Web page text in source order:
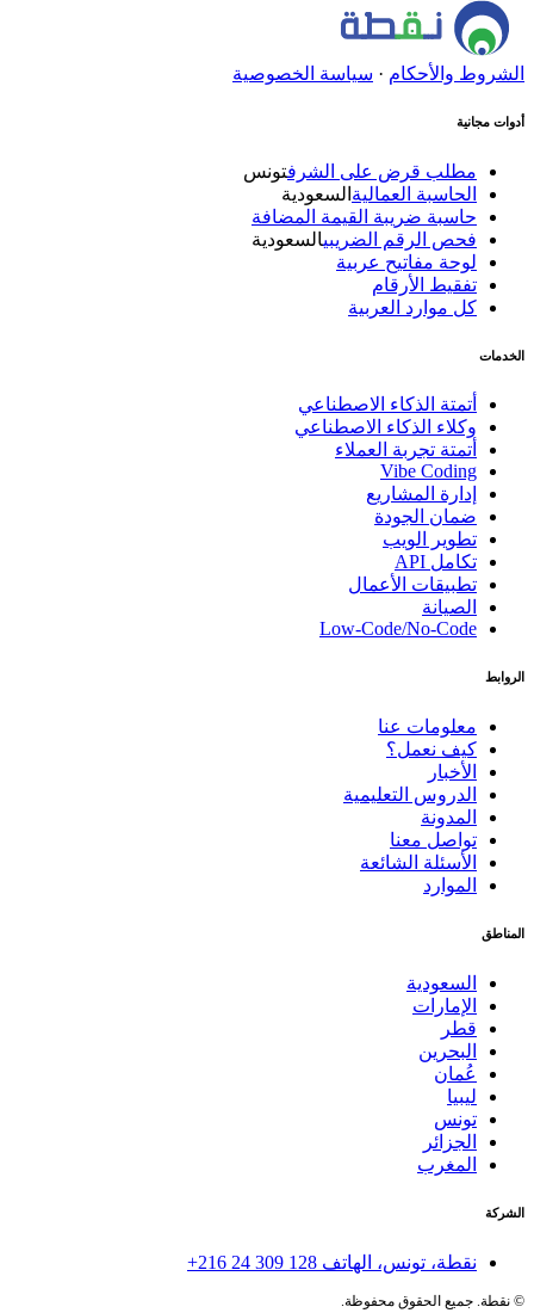
الشروط والأحكام· سياسة الخصوصية
أدوات مجانية
مطلب قرض على الشرف تونس
الحاسبة العماليةالسعودية
حاسبة ضريبة القيمة المضافة
فحص الرقم الضريبيالسعودية
لوحة مفاتيح عربية
تفقيط الأرقام
كل موارد العربية
الخدمات
أتمتة الذكاء الاصطناعي
وكلاء الذكاء الاصطناعي
أتمتة تجربة العملاء
Vibe Coding
إدارة المشاريع
ضمان الجودة
تطوير الويب
تكامل API
تطبيقات الأعمال
الصيانة
Low-Code/No-Code
الروابط
معلومات عنا
كيف نعمل؟
الأخبار
الدروس التعليمية
المدونة
تواصل معنا
الأسئلة الشائعة
الموارد
المناطق
السعودية
الإمارات
قطر
البحرين
عُمان
ليبيا
تونس
الجزائر
المغرب
الشركة
نقطة، تونس، الهاتف +216 24 309 128
©نقطة. جميع الحقوق محفوظة.